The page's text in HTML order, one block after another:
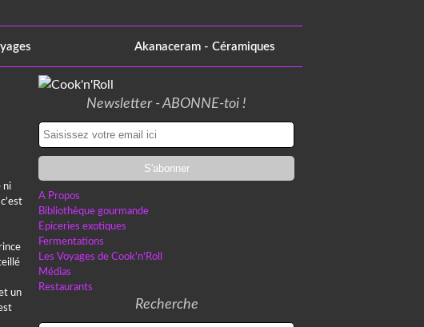
Akanaceram - Céramiques
ni
c'est
un
Newsletter - ABONNE-toi !
A Propos
Bibliothèque gourmande
Epiceries exotiques
Fermentations
Les Voyages de Cook'n'Roll
Médias
Restaurants
Recherche